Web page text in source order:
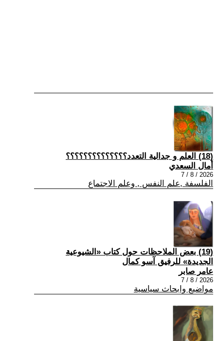
(18) العلم و جدالية التعدد؟؟؟؟؟؟؟؟؟؟؟؟؟؟
أمال السعدي
2026 / 8 / 7
الفلسفة ,علم النفس , وعلم الاجتماع
(19) بعض الملاحظات حول كتاب «الشيوعية
الجديدة» للرفيق آسو كمال
عامر صابر
2026 / 8 / 7
مواضيع وابحاث سياسية